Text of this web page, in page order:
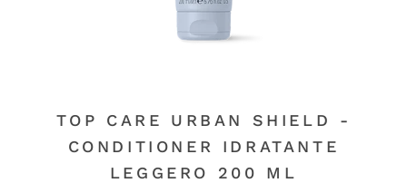
TOP CARE URBAN SHIELD -
CONDITIONER IDRATANTE
LEGGERO 200 ML